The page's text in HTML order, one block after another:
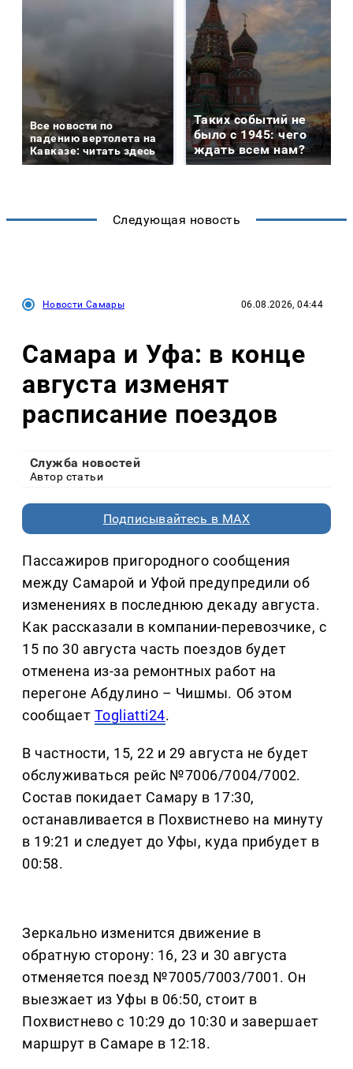
Все новости по
падению вертолета на
Кавказе: читать здесь
Таких событий не
было с 1945: чего
ждать всем нам?
Следующая новость
Новости Самары 06.08.2026, 04:44
Самара и Уфа: в конце
августа изменят
расписание поездов
Служба новостей
Автор статьи
Подписывайтесь в MAX
Пассажиров пригородного сообщения
между Самарой и Уфой предупредили об
изменениях в последнюю декаду августа.
Как рассказали в компании-перевозчике, с
15 по 30 августа часть поездов будет
отменена из-за ремонтных работ на
перегоне Абдулино – Чишмы. Об этом
сообщает Togliatti24.
В частности, 15, 22 и 29 августа не будет
обслуживаться рейс №7006/7004/7002.
Состав покидает Самару в 17:30,
останавливается в Похвистнево на минуту
в 19:21 и следует до Уфы, куда прибудет в
00:58.
Зеркально изменится движение в
обратную сторону: 16, 23 и 30 августа
отменяется поезд №7005/7003/7001. Он
выезжает из Уфы в 06:50, стоит в
Похвистнево с 10:29 до 10:30 и завершает
маршрут в Самаре в 12:18.